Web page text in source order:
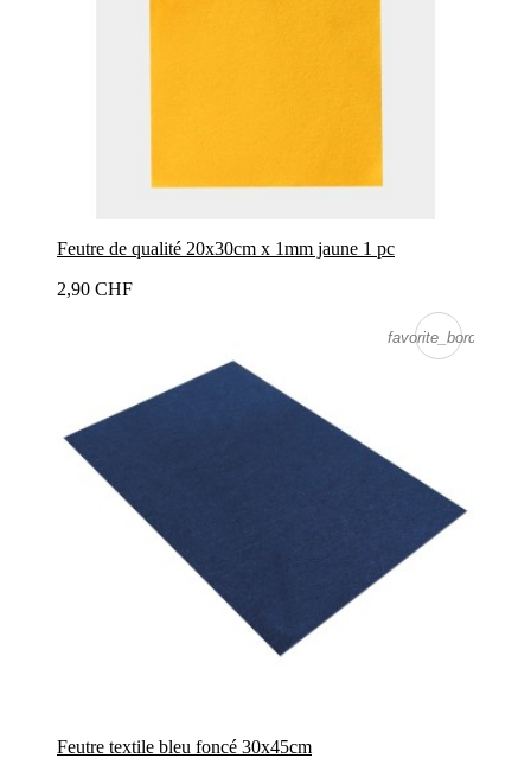
Feutre de qualité 20x30cm x 1mm jaune 1 pc
2,90 CHF
favorite_border
Feutre textile bleu foncé 30x45cm